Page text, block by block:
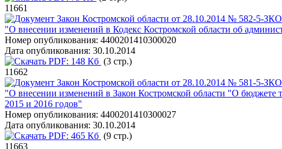
11661
Закон Костромской области от 28.10.2014 № 582-5-ЗКО
"О внесении изменений в Кодекс Костромской области об
Номер опубликования: 4400201410300020
Дата опубликования: 30.10.2014
PDF: 148 Кб (3 стр.)
11662
Закон Костромской области от 28.10.2014 № 581-5-ЗКО
"О внесении изменений в Закон Костромской области "О бюджете
2015 и 2016 годов"
Номер опубликования: 4400201410300027
Дата опубликования: 30.10.2014
PDF: 465 Кб (9 стр.)
11663